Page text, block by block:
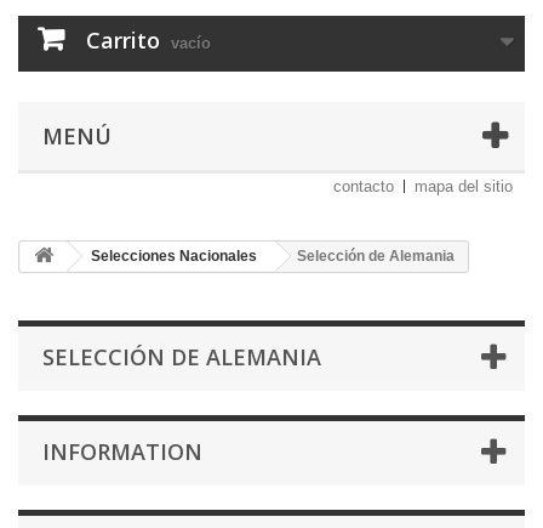
Carrito vacío
MENÚ
contacto mapa del sitio
Selecciones Nacionales Selección de Alemania
SELECCIÓN DE ALEMANIA
INFORMATION